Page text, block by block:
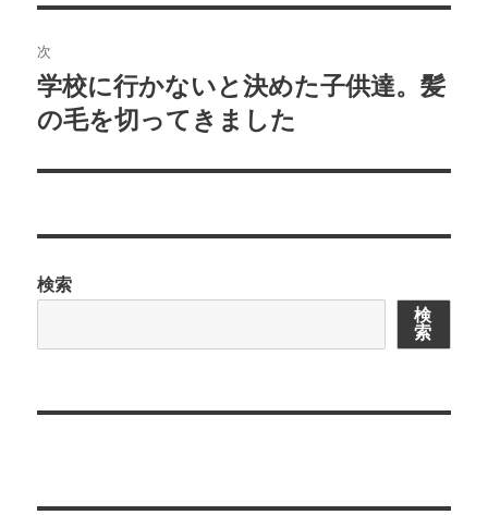
ゲ
ー
シ
次
次
の
稿:
学校に行かないと決めた子供達。髪
の毛を切ってきました
検索
検
索